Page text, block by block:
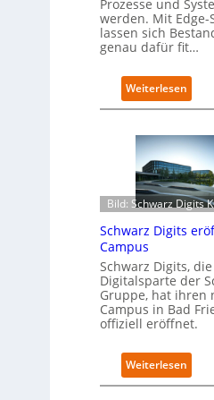
a
r
t
e
t
B
i
t
e
r
v
e
f
h
r
e
n
f
r
d
Prozesse und
werden. Mit Edge-
lassen sich
genau dafür fit…
Weiterlesen:
R
t
r
o
f
i
t
-
a
t
e
n
s
u
b
Bild: Schwarz Digits
Schwarz Digits
Campus
Schwarz Digits,
Digitalsparte der
Gruppe, hat ihren
Campus in Bad
offiziell eröffnet.
Weiterlesen:
S